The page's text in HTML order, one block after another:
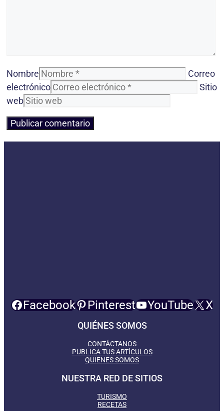
Nombre
Correo
electrónico
Sitio
web
Facebook Pinterest YouTube X
QUIÉNES SOMOS
CONTÁCTANOS
PUBLICA TUS ARTÍCULOS
QUIENES SOMOS
NUESTRA RED DE SITIOS
TURISMO
RECETAS